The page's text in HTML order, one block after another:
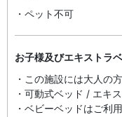
・ペット不可
お子様及びエキストラ
・この施設には大人の
・可動式ベッド / エキ
・ベビーベッドはご利